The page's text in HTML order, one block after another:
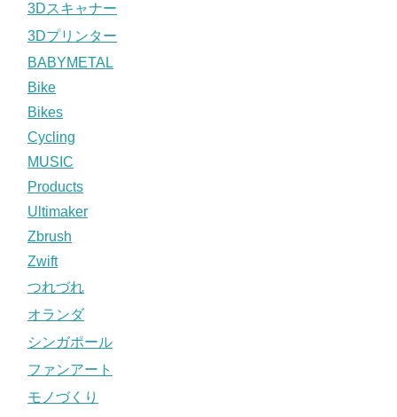
3Dスキャナー
3Dプリンター
BABYMETAL
Bike
Bikes
Cycling
MUSIC
Products
Ultimaker
Zbrush
Zwift
つれづれ
オランダ
シンガポール
ファンアート
モノづくり